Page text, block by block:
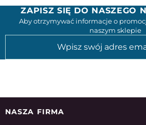
ZAPISZ SIĘ DO NASZEGO
Aby otrzymywać informacje o
naszym sklepie
NASZA FIRMA